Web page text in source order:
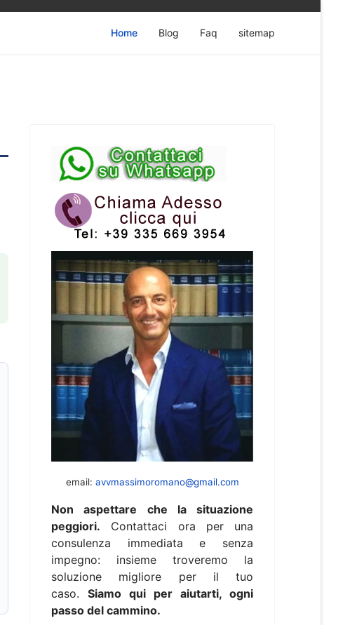
Home Blog Faq sitemap
email: avvmassimoromano@gmail.com
Non aspettare che la situazione
peggiori. Contattaci ora per una
consulenza immediata e senza
impegno: insieme troveremo la
soluzione migliore per il tuo
caso. Siamo qui per aiutarti, ogni
passo del cammino.